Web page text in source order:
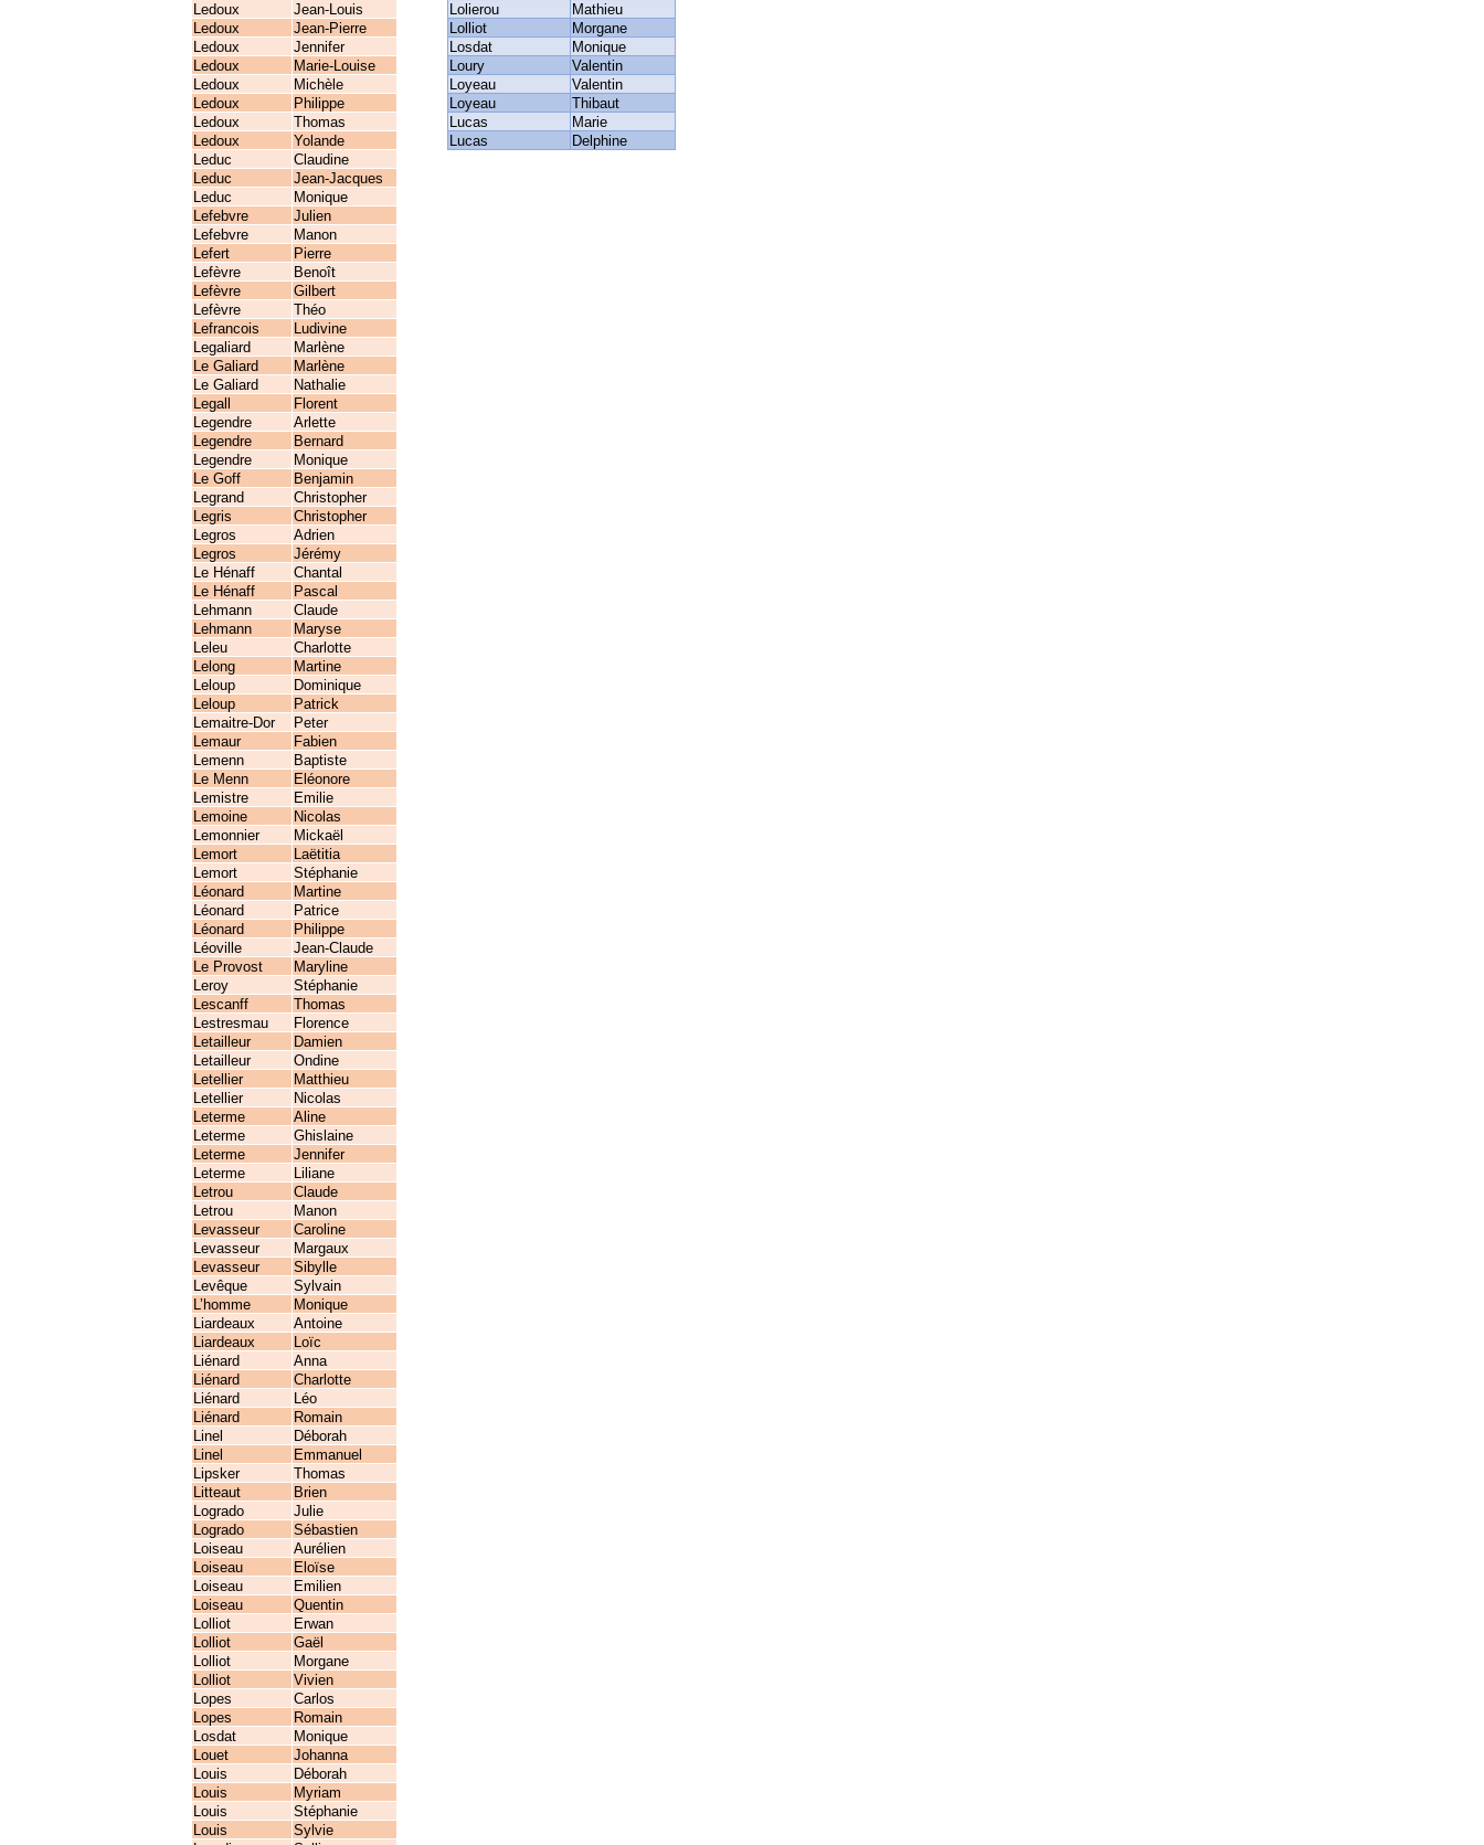
Ledoux
Jean-Louis Lolierou
Mathieu
Ledoux
Jean-Pierre Lolliot
Morgane
Ledoux
Jennifer Losdat
Monique
Ledoux
Marie-Louise Loury
Valentin
Ledoux
Michèle Loyeau
Valentin
Ledoux
Philippe Loyeau
Thibaut
Ledoux
Thomas Lucas
Marie
Ledoux
Yolande Lucas
Delphine
Leduc
Claudine
Leduc
Jean-Jacques
Leduc
Monique
Lefebvre
Julien
Lefebvre
Manon
Lefert
Pierre
Lefèvre
Benoît
Lefèvre
Gilbert
Lefèvre
Théo
Lefrancois
Ludivine
Legaliard
Marlène
Le Galiard
Marlène
Le Galiard
Nathalie
Legall
Florent
Legendre
Arlette
Legendre
Bernard
Legendre
Monique
Le Goff
Benjamin
Legrand
Christopher
Legris
Christopher
Legros
Adrien
Legros
Jérémy
Le Hénaff
Chantal
Le Hénaff
Pascal
Lehmann
Claude
Lehmann
Maryse
Leleu
Charlotte
Lelong
Martine
Leloup
Dominique
Leloup
Patrick
Lemaitre-Dor
Peter
Lemaur
Fabien
Lemenn
Baptiste
Le Menn
Eléonore
Lemistre
Emilie
Lemoine
Nicolas
Lemonnier
Mickaël
Lemort
Laëtitia
Lemort
Stéphanie
Léonard
Martine
Léonard
Patrice
Léonard
Philippe
Léoville
Jean-Claude
Le Provost
Maryline
Leroy
Stéphanie
Lescanff
Thomas
Lestresmau
Florence
Letailleur
Damien
Letailleur
Ondine
Letellier
Matthieu
Letellier
Nicolas
Leterme
Aline
Leterme
Ghislaine
Leterme
Jennifer
Leterme
Liliane
Letrou
Claude
Letrou
Manon
Levasseur
Caroline
Levasseur
Margaux
Levasseur
Sibylle
Levêque
Sylvain
L’homme
Monique
Liardeaux
Antoine
Liardeaux
Loïc
Liénard
Anna
Liénard
Charlotte
Liénard
Léo
Liénard
Romain
Linel
Déborah
Linel
Emmanuel
Lipsker
Thomas
Litteaut
Brien
Logrado
Julie
Logrado
Sébastien
Loiseau
Aurélien
Loiseau
Eloïse
Loiseau
Emilien
Loiseau
Quentin
Lolliot
Erwan
Lolliot
Gaël
Lolliot
Morgane
Lolliot
Vivien
Lopes
Carlos
Lopes
Romain
Losdat
Monique
Louet
Johanna
Louis
Déborah
Louis
Myriam
Louis
Stéphanie
Louis
Sylvie